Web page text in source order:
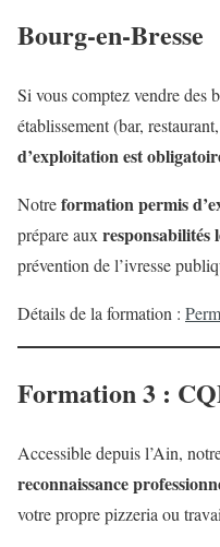
Bourg-en-Bresse
Si vous comptez vendre des
établissement (bar,
d’exploitation est
Notreformation permis
prépare aux responsabilités
prévention de l’ivresse
Détails de la formation :
Formation 3 :
Accessible depuis l’Ain,
reconnaissance
votre propre pizzeria ou